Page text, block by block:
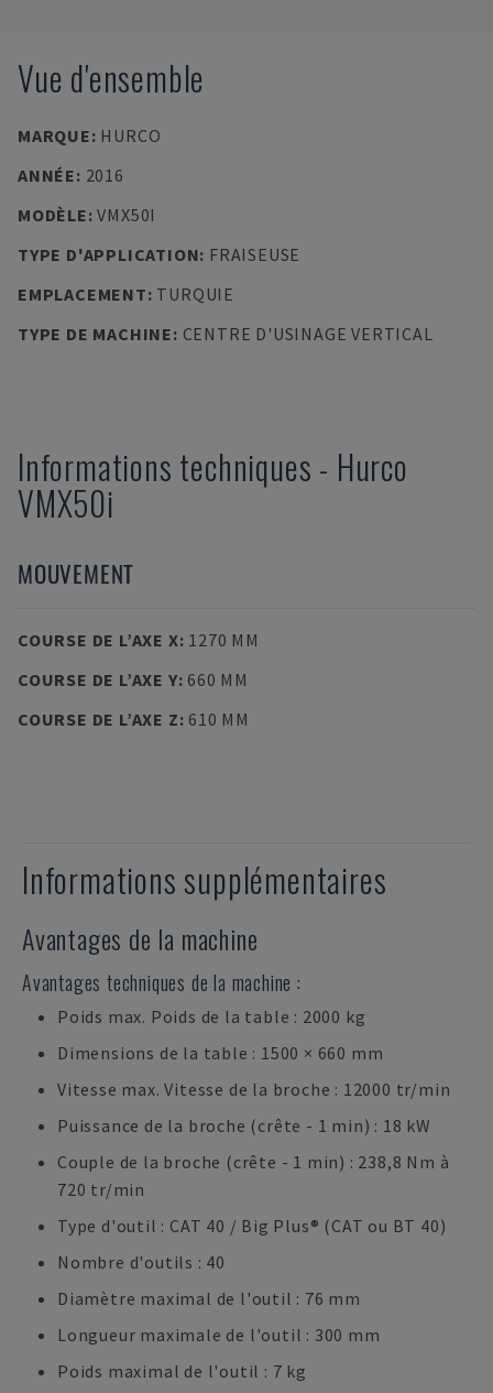
Vue d'ensemble
MARQUE: HURCO
ANNÉE: 2016
MODÈLE:VMX50I
TYPE D'APPLICATION: FRAISEUSE
EMPLACEMENT: TURQUIE
TYPE DE MACHINE: CENTRE D'USINAGE VERTICAL
Informations techniques - Hurco
VMX50i
MOUVEMENT
COURSE DE L’AXE X: 1270 MM
COURSE DE L’AXE Y: 660 MM
COURSE DE L’AXE Z: 610 MM
Informations supplémentaires
Avantages de la machine
Avantages techniques de la machine :
Poids max. Poids de la table : 2000 kg
Dimensions de la table : 1500 × 660 mm
Vitesse max. Vitesse de la broche : 12000 tr/min
Puissance de la broche (crête - 1 min) : 18 kW
Couple de la broche (crête - 1 min) : 238,8 Nm à
720 tr/min
Type d'outil : CAT 40 / Big Plus® (CAT ou BT 40)
Nombre d'outils : 40
Diamètre maximal de l'outil : 76 mm
Longueur maximale de l'outil : 300 mm
Poids maximal de l'outil : 7 kg